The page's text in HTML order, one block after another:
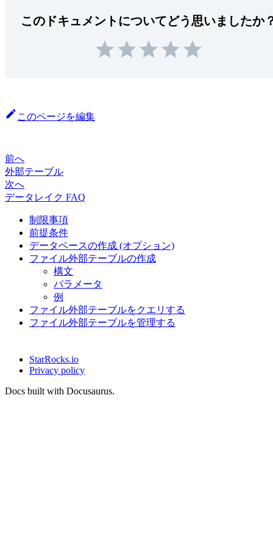
このドキュメントについてどう思いましたか
このページを編集
前へ
外部テーブル
次へ
データレイク FAQ
制限事項
前提条件
データベースの作成 (オプション)
ファイル外部テーブルの作成
構文
パラメータ
例
ファイル外部テーブルをクエリする
ファイル外部テーブルを管理する
StarRocks.io
Privacy policy
Docs built with Docusaurus.